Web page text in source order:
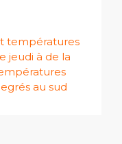
températures
jeudi à de la
au sud